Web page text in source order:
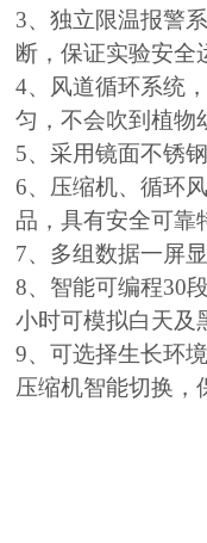
3、独立限温报警
断，保证实验安全
4、风道循环系统
匀，不会吹到植物
5、采用镜面不锈
6、压缩机、循环
品，具有安全可靠
7、多组数据一屏
8、智能可编程30
小时可模拟白天及
9、可选择生长环
压缩机智能切换，